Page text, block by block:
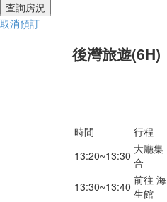
取消預訂
後灣旅遊(6H)
時間 行程
13:20~13:30 大廳集
合
13:30~13:40 前往 海
生館